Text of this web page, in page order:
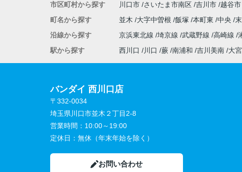
市区町村から探す 川口市 さいたま市南区 吉川市 越谷市
町名から探す
並木 大字中曽根 飯塚 本町東 中央
沿線から探す
京浜東北線 埼京線 武蔵野線 高崎線
駅から探す
西川口 川口 蕨 南浦和 吉川美南 大宮
バンダイ 西川口店
〒332-0034
埼玉県川口市並木２丁目2-8
営業時間： 10:00～19:00
定休日： 無休（年末年始を除く）
お問い合わせ